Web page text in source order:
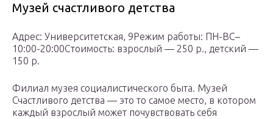
Музей счастливого детства
Адрес: Университетская, 9Режим работы: ПН-ВС–
10:00-20:00Стоимость: взрослый — 250 р., детский —
150 р.
Филиал музея социалистического быта. Музей
Счастливого детства — это то самое место, в котором
каждый взрослый может почувствовать себя